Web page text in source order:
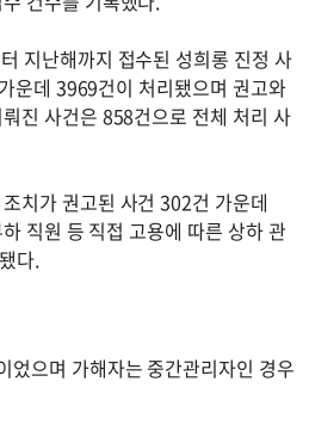
지난해까지 접수된 성희롱 진정 사
운데 3969건이 처리됐으며 권고와
진 사건은 858건으로 전체 처리 사
치가 권고된 사건 302건 가운데
직원 등 직접 고용에 따른 상하 관
다.
었으며 가해자는 중간관리자인 경우